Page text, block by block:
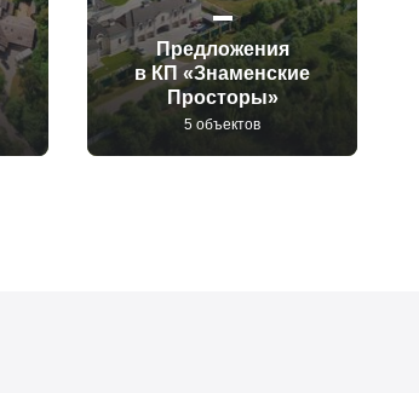
Предложения
в КП «Знаменские
Просторы»
5 объектов